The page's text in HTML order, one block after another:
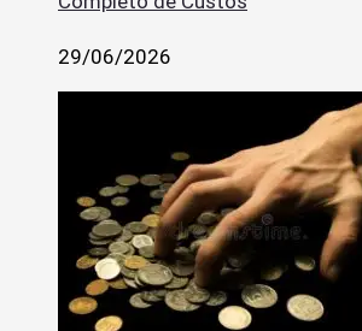
29/06/2026